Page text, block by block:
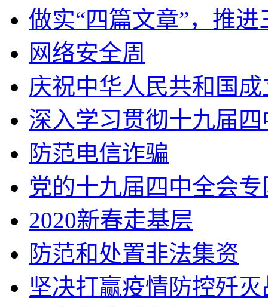
做实“四篇文章”，推
网络安全周
庆祝中华人民共和国成
深入学习贯彻十九届
防范电信诈骗
党的十九届四中全会专
2020新春走基层
防范和处置非法集资
坚决打赢疫情防控歼灭